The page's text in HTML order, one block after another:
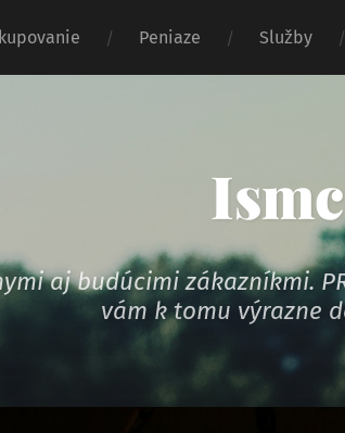
Peniaze Služby
Ismc
aj budúcimi zákazníkmi.
vám k tomu výrazne